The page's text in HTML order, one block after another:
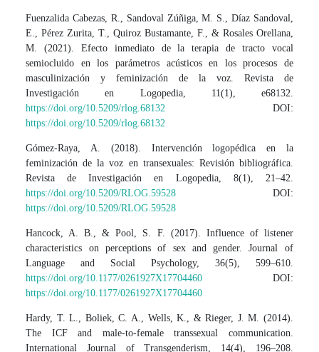
Fuenzalida Cabezas, R., Sandoval Zúñiga, M. S., Díaz Sandoval,
E., Pérez Zurita, T., Quiroz Bustamante, F., & Rosales Orellana,
M. (2021). Efecto inmediato de la terapia de tracto vocal
semiocluido en los parámetros acústicos en los procesos de
masculinización y feminización de la voz. Revista de
Investigación en Logopedia, 11(1), e68132.
https://doi.org/10.5209/rlog.68132 DOI:
https://doi.org/10.5209/rlog.68132
Gómez-Raya, A. (2018). Intervención logopédica en la
feminización de la voz en transexuales: Revisión bibliográfica.
Revista de Investigación en Logopedia, 8(1), 21–42.
https://doi.org/10.5209/RLOG.59528 DOI:
https://doi.org/10.5209/RLOG.59528
Hancock, A. B., & Pool, S. F. (2017). Influence of listener
characteristics on perceptions of sex and gender. Journal of
Language and Social Psychology, 36(5), 599–610.
https://doi.org/10.1177/0261927X17704460 DOI:
https://doi.org/10.1177/0261927X17704460
Hardy, T. L., Boliek, C. A., Wells, K., & Rieger, J. M. (2014).
The ICF and male-to-female transsexual communication.
International Journal of Transgenderism, 14(4), 196–208.